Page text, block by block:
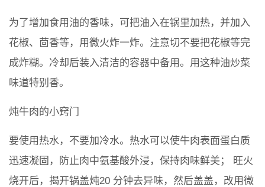
为了增加食用油的香味，可把油入在锅里加热，并加入
花椒、茴香等，用微火炸一炸。注意切不要把花椒等完
成炸糊。冷却后装入清洁的容器中备用。用这种油炒菜
味道特别香。
炖牛肉的小窍门
要使用热水，不要加冷水。热水可以使牛肉表面蛋白质
迅速凝固，防止肉中氨基酸外浸，保持肉味鲜美； 旺火
烧开后，揭开锅盖炖20 分钟去异味，然后盖盖，改用微